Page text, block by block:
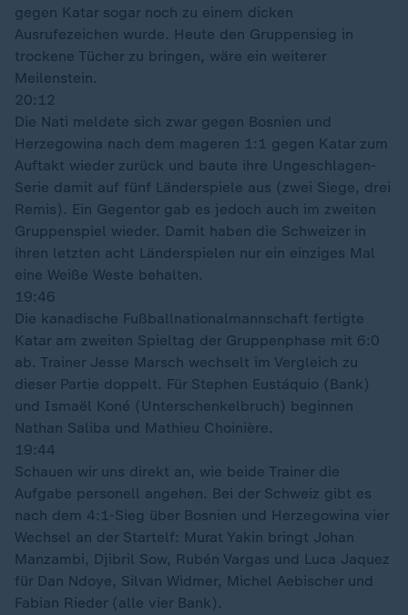
gegen Katar sogar noch zu einem dicken
Ausrufezeichen wurde. Heute den Gruppensieg in
trockene Tücher zu bringen, wäre ein weiterer
Meilenstein.
20:12
Die Nati meldete sich zwar gegen Bosnien und
Herzegowina nach dem mageren 1:1 gegen Katar zum
Auftakt wieder zurück und baute ihre Ungeschlagen-
Serie damit auf fünf Länderspiele aus (zwei Siege, drei
Remis). Ein Gegentor gab es jedoch auch im zweiten
Gruppenspiel wieder. Damit haben die Schweizer in
ihren letzten acht Länderspielen nur ein einziges Mal
eine Weiße Weste behalten.
19:46
Die kanadische Fußballnationalmannschaft fertigte
Katar am zweiten Spieltag der Gruppenphase mit 6:0
ab. Trainer Jesse Marsch wechselt im Vergleich zu
dieser Partie doppelt. Für Stephen Eustáquio (Bank)
und Ismaël Koné (Unterschenkelbruch) beginnen
Nathan Saliba und Mathieu Choinière.
19:44
Schauen wir uns direkt an, wie beide Trainer die
Aufgabe personell angehen. Bei der Schweiz gibt es
nach dem 4:1-Sieg über Bosnien und Herzegowina vier
Wechsel an der Startelf: Murat Yakin bringt Johan
Manzambi, Djibril Sow, Rubén Vargas und Luca Jaquez
für Dan Ndoye, Silvan Widmer, Michel Aebischer und
Fabian Rieder (alle vier Bank).